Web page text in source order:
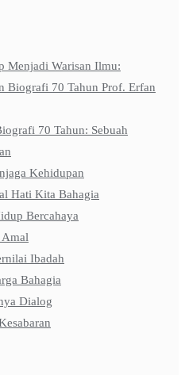
Menjadi Warisan Ilmu:
Biografi 70 Tahun Prof. Erfan
70 Tahun: Sebuah
Kehidupan
Hati Kita Bahagia
Bercahaya
Ibadah
Bahagia
Dialog